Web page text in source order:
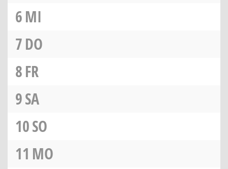
6MI
7DO
8FR
9SA
10SO
11 MO